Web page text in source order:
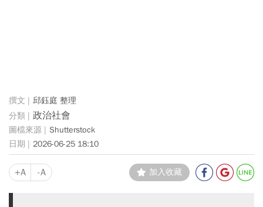
邱鈺庭 整理
政治社會
Shutterstock
2026-06-25 18:10
+A -A 加入收藏